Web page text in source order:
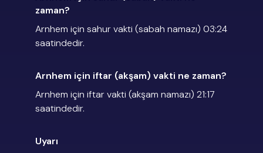
zaman?
Arnhem için sahur vakti (sabah namazı) 03:24
saatindedir.
Arnhem için iftar (akşam) vakti ne zaman?
Arnhem için iftar vakti (akşam namazı) 21:17
saatindedir.
Uyarı